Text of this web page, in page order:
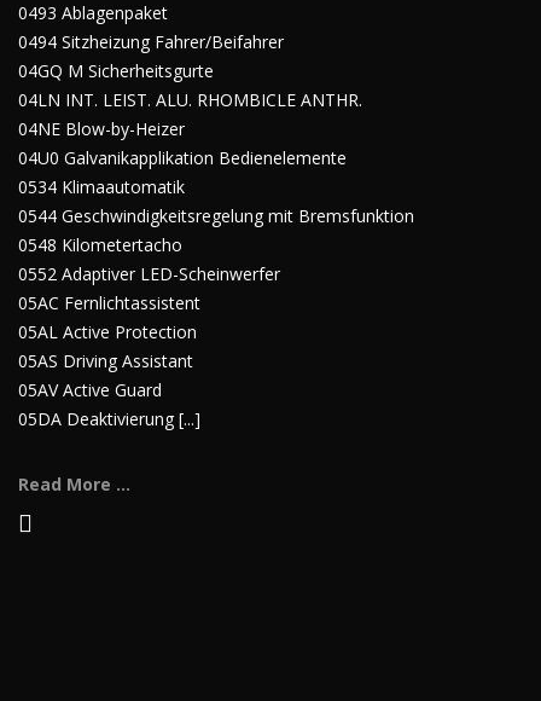
0493 Ablagenpaket
0494 Sitzheizung Fahrer/Beifahrer
04GQ M Sicherheitsgurte
04LN INT. LEIST. ALU. RHOMBICLE ANTHR.
04NE Blow-by-Heizer
04U0 Galvanikapplikation Bedienelemente
0534 Klimaautomatik
0544 Geschwindigkeitsregelung mit Bremsfunktion
0548 Kilometertacho
0552 Adaptiver LED-Scheinwerfer
05AC Fernlichtassistent
05AL Active Protection
05AS Driving Assistant
05AV Active Guard
05DA Deaktivierung [...]
Read More ...